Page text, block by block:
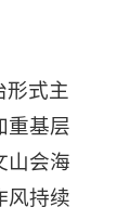
形式主
重基层
山会海
风持续